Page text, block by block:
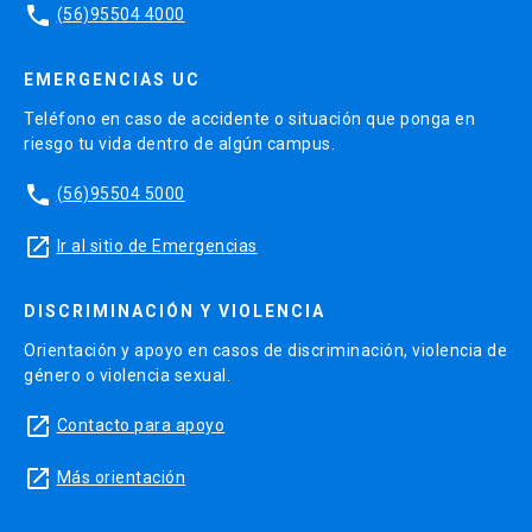
phone (56)95504 4000
EMERGENCIAS UC
Teléfono en caso de accidente o situación que ponga en
riesgo tu vida dentro de algún campus.
phone (56)95504 5000
launch Ir al sitio de Emergencias
DISCRIMINACIÓN Y VIOLENCIA
Orientación y apoyo en casos de discriminación, violencia de
género o violencia sexual.
launch Contacto para apoyo
launch Más orientación